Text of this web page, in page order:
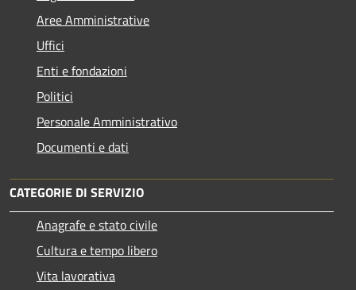
Aree Amministrative
Uffici
Enti e fondazioni
Politici
Personale Amministrativo
Documenti e dati
CATEGORIE DI SERVIZIO
Anagrafe e stato civile
Cultura e tempo libero
Vita lavorativa